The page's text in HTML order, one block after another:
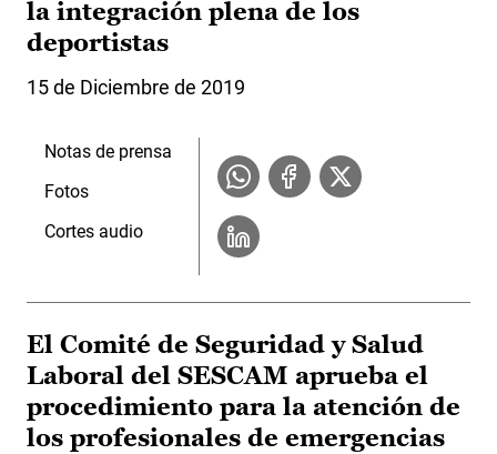
la integración plena de los
deportistas
15 de Diciembre de 2019
Notas de prensa
Fotos
Cortes audio
El Comité de Seguridad y Salud
Laboral del SESCAM aprueba el
procedimiento para la atención de
los profesionales de emergencias